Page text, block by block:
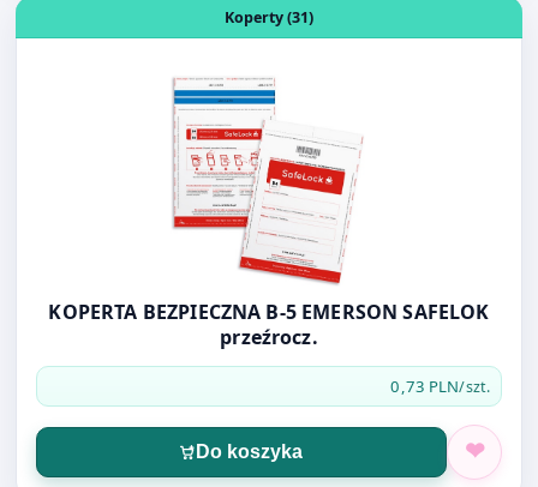
KOPERTA BEZPIECZNA B-5 EMERSON SAFELOK
przeźrocz.
0,73 PLN /szt.
Do koszyka
Otwórz produkt: KOPERTA BĄBELKOWA G/17
Koperty Bąbelkowe (10)